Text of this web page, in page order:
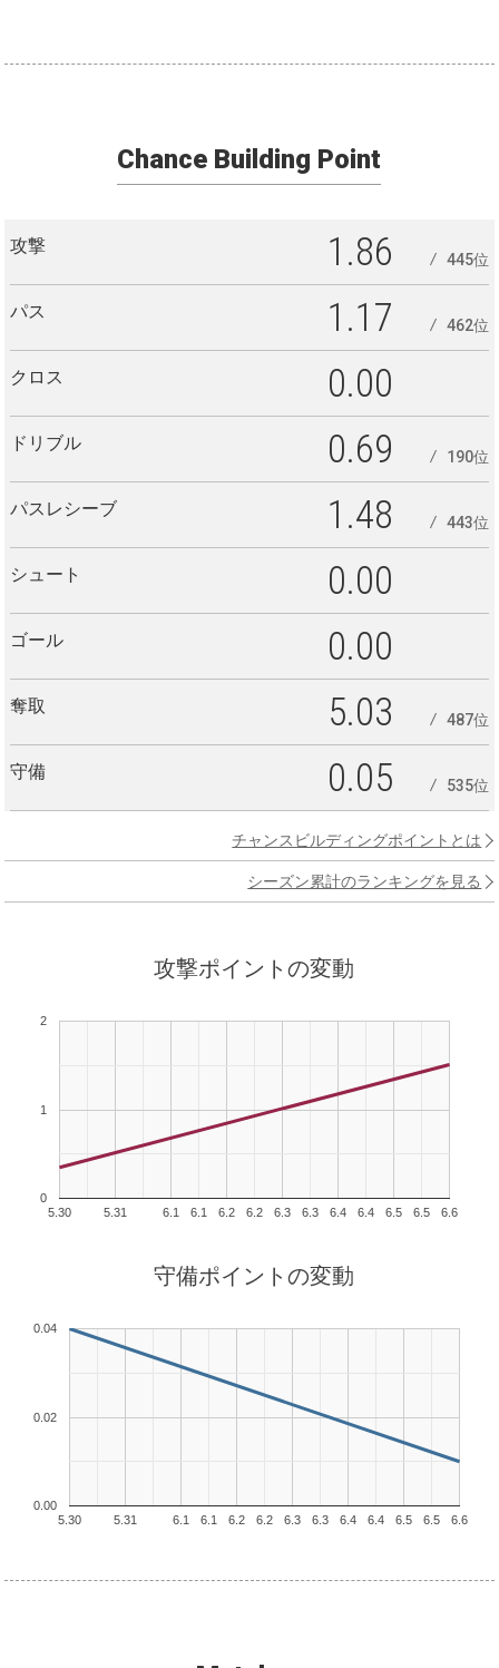
Chance Building Point
攻撃 1.86 445位
パス 1.17 462位
クロス 0.00
ドリブル 0.69 190位
パスレシーブ 1.48 443位
シュート 0.00
ゴール 0.00
奪取 5.03 487位
守備 0.05 535位
チャンスビルディングポイントとは
シーズン累計のランキングを見る
攻撃ポイントの変動
5.30 5.31 6.1 6.2 6.3 6.4 6.5 6.6
6.1 6.2 6.3 6.4 6.5
0
1
2
守備ポイントの変動
5.30 5.31 6.1 6.2 6.3 6.4 6.5 6.6
6.1 6.2 6.3 6.4 6.5
0.00
0.02
0.04